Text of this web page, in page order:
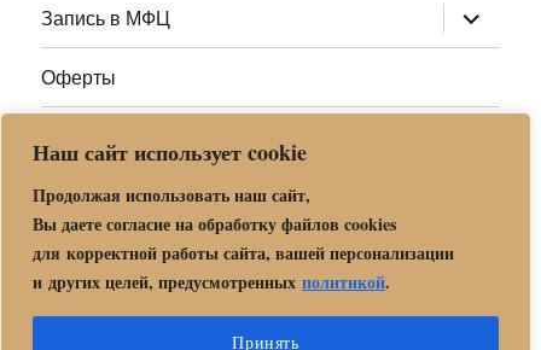
Наш сайт использует cookie
Продолжая использовать наш сайт,
Вы даете согласие на обработку файлов cookies
для корректной работы сайта, вашей персонализации
и других целей, предусмотренных политикой.
Принять
Запись в МФЦ раскрыть
дочернее
меню
Оферты
Адреса МФЦ МО
документы» в г. о. Орехово-Зуево
Политика обработки и защиты персональных данных в «МБУ